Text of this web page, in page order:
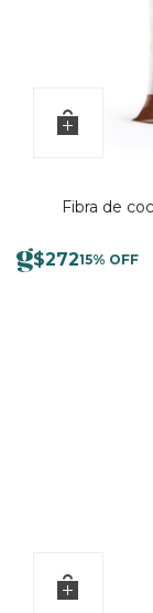
Fibra de
$27215% OFF